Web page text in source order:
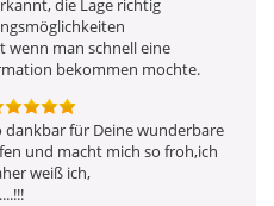
die Lage richtig
wenn man schnell eine
bekommen mochte.
dankbar für Deine wunderbare
und macht mich so froh,ich
weiß ich,